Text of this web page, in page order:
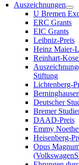
Auszeichnungen
U Bremen
ERC Grants
EIC Grants
Leibniz-Preis
Heinz Maier-
Reinhart-
Stiftung
Lichtenberg-
Deutscher
Bremer
DAAD-Preis
Emmy
Heisenberg-
Opus